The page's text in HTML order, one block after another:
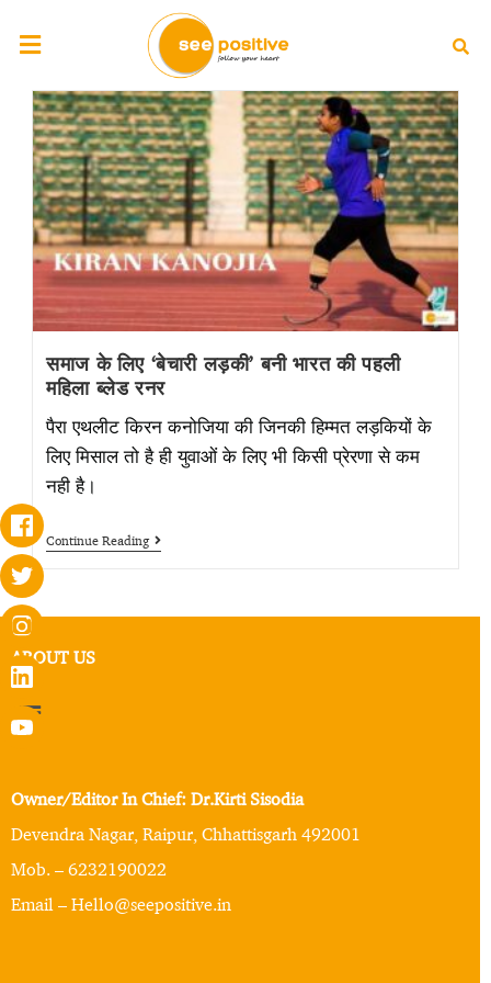
समाज के लिए ‘बेचारी लड़की’ बनी भारत की पहली
महिला ब्लेड रनर
पैरा एथलीट किरन कनोजिया की जिनकी हिम्मत लड़कियों के
लिए मिसाल तो है ही युवाओं के लिए भी किसी प्रेरणा से कम
नही है।
Continue Reading
ABOUT US
Owner/Editor In Chief: Dr.Kirti Sisodia
Devendra Nagar, Raipur, Chhattisgarh 492001
Mob. – 6232190022
Email – Hello@seepositive.in